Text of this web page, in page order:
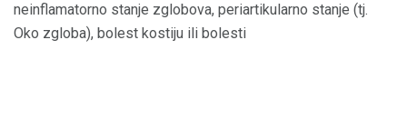
neinflamatorno stanje zglobova, periartikularno stanje (tj.
Oko zgloba), bolest kostiju ili bolesti